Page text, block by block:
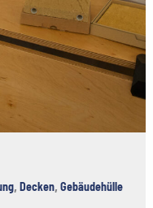
, Decken, Gebäudehülle